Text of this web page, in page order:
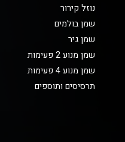
נוזל קירור
שמן בולמים
שמן גיר
שמן מנוע 2 פעימות
שמן מנוע 4 פעימות
תרסיסים ותוספים